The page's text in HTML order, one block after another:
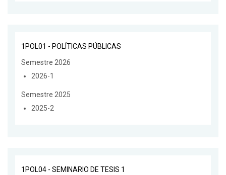
1POL01 - POLÍTICAS PÚBLICAS
Semestre 2026
2026-1
Semestre 2025
2025-2
1POL04 - SEMINARIO DE TESIS 1